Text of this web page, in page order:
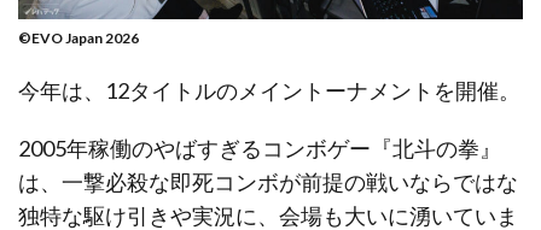
©EVO Japan 2026
今年は、12タイトルのメイントーナメントを開催。
2005年稼働のやばすぎるコンボゲー『北斗の拳』
は、一撃必殺な即死コンボが前提の戦いならではな
独特な駆け引きや実況に、会場も大いに湧いていま